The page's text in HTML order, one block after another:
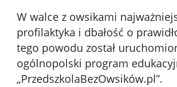
W walce z owsikami
profilaktyka i dbałość o
tego powodu został
ogólnopolski program
„PrzedszkolaBezOwsików.pl”.